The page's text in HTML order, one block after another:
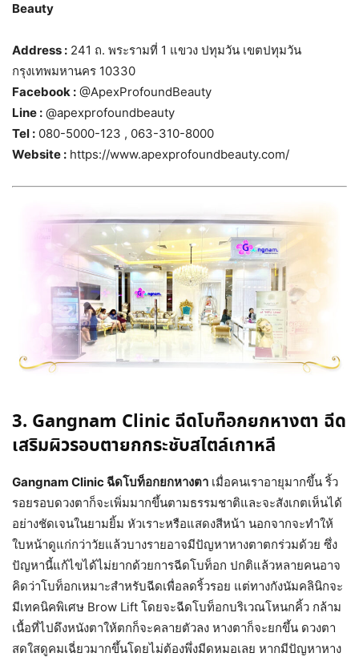
Beauty
Address : 241 ถ. พระรามที่ 1 แขวง ปทุมวัน เขตปทุมวัน
กรุงเทพมหานคร 10330
Facebook : @ApexProfoundBeauty
Line : @apexprofoundbeauty
Tel : 080-5000-123 , 063-310-8000
Website : https://www.apexprofoundbeauty.com/
3. Gangnam Clinic ฉีดโบท็อกยกหางตา ฉีด
เสริมผิวรอบตายกกระชับสไตล์เกาหลี
Gangnam Clinic ฉีดโบท็อกยกหางตา เมื่อคนเราอายุมากขึ้น ริ้ว
รอยรอบดวงตาก็จะเพิ่มมากขึ้นตามธรรมชาติและจะสังเกตเห็นได้
อย่างชัดเจนในยามยิ้ม หัวเราะหรือแสดงสีหน้า นอกจากจะทำให้
ใบหน้าดูแก่กว่าวัยแล้วบางรายอาจมีปัญหาหางตาตกร่วมด้วย ซึ่ง
ปัญหานี้แก้ไขได้ไม่ยากด้วยการฉีดโบท็อก ปกติแล้วหลายคนอาจ
คิดว่าโบท็อกเหมาะสำหรับฉีดเพื่อลดริ้วรอย แต่ทางกังนัมคลินิกจะ
มีเทคนิคพิเศษ Brow Lift โดยจะฉีดโบท็อกบริเวณโหนกคิ้ว กล้าม
เนื้อที่ไปดึงหนังตาให้ตกก็จะคลายตัวลง หางตาก็จะยกขึ้น ดวงตา
สดใสดูคมเฉี่ยวมากขึ้นโดยไม่ต้องพึ่งมีดหมอเลย หากมีปัญหาหาง